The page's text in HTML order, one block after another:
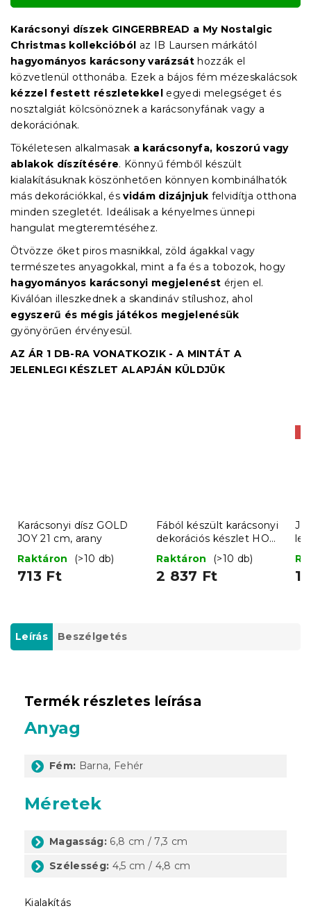
Karácsonyi díszek GINGERBREAD a My Nostalgic
Christmas kollekcióból az IB Laursen márkától
hagyományos karácsony varázsát hozzák el
közvetlenül otthonába. Ezek a bájos fém mézeskalácsok
kézzel festett részletekkel egyedi melegséget és
nosztalgiát kölcsönöznek a karácsonyfának vagy a
dekorációnak.
Tökéletesen alkalmasak a karácsonyfa, koszorú vagy
ablakok díszítésére. Könnyű fémből készült
kialakításuknak köszönhetően könnyen kombinálhatók
más dekorációkkal, ésvidám dizájnjuk felvidítja otthona
minden szegletét. Ideálisak a kényelmes ünnepi
hangulat megteremtéséhez.
Ötvözze őket piros masnikkal, zöld ágakkal vagy
természetes anyagokkal, mint a fa és a tobozok, hogy
hagyományos karácsonyi megjelenést érjen el.
Kiválóan illeszkednek a skandináv stílushoz, ahol
egyszerű és mégis játékos megjelenésük
gyönyörűen érvényesül.
AZ ÁR 1 DB-RA VONATKOZIK - A MINTÁT A
JELENLEGI KÉSZLET ALAPJÁN KÜLDJÜK
Karácsonyi dísz GOLD
JOY 21 cm, arany
Raktáron
(>10 db)
713 Ft
Fából készült karácsonyi
dekorációs készlet HOT
DRINKS, 12 db
Raktáron (>10 db)
2 837 Ft 1
Leírás Beszélgetés
Termék részletes leírása
Anyag
Fém: Barna, Fehér
Méretek
Magasság: 6,8 cm / 7,3 cm
Szélesség: 4,5 cm / 4,8 cm
Kialakítás